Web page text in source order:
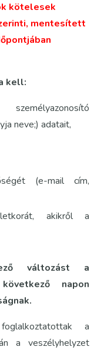
kötelesek
mentesített
kell:
neve;) adatait,
(e-mail cím,
akikről a
változást a
napon
a
a veszélyhelyzet